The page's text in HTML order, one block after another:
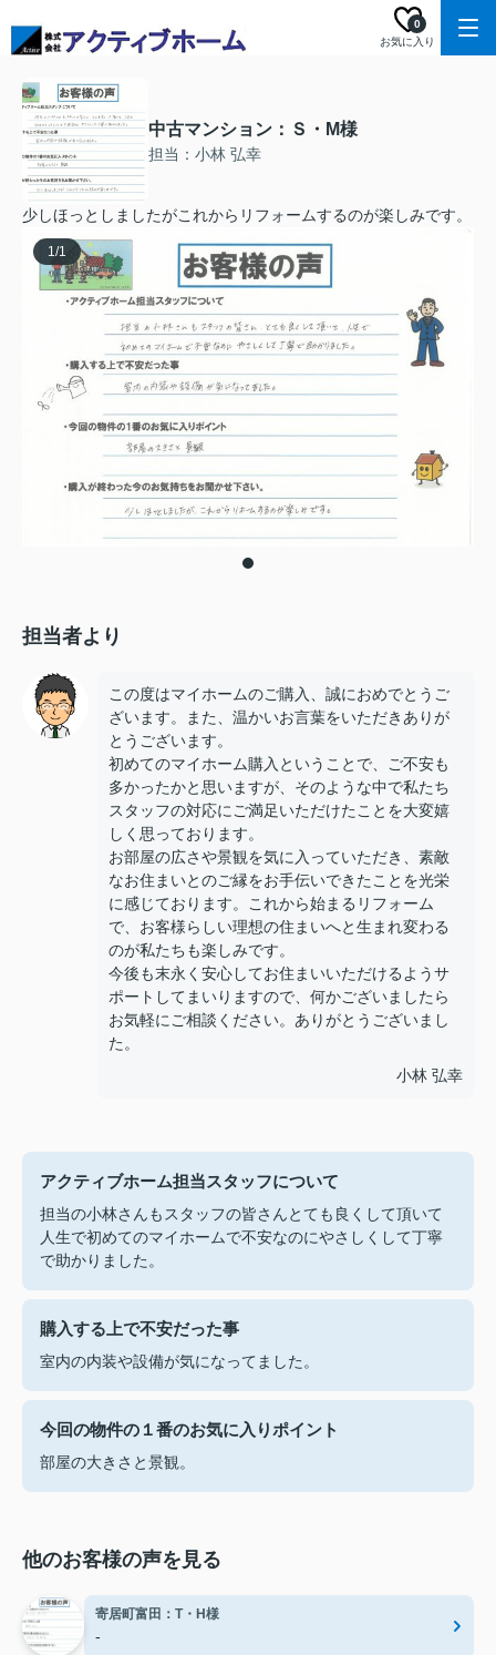
お気に入り
0
中古マンション：Ｓ・M様
担当：小林 弘幸
少しほっとしましたがこれからリフォームするのが楽しみです。
1/1
担当者より
この度はマイホームのご購入、誠におめでとうご
ざいます。また、温かいお言葉をいただきありが
とうございます。
初めてのマイホーム購入ということで、ご不安も
多かったかと思いますが、そのような中で私たち
スタッフの対応にご満足いただけたことを大変嬉
しく思っております。
お部屋の広さや景観を気に入っていただき、素敵
なお住まいとのご縁をお手伝いできたことを光栄
に感じております。これから始まるリフォーム
で、お客様らしい理想の住まいへと生まれ変わる
のが私たちも楽しみです。
今後も末永く安心してお住まいいただけるようサ
ポートしてまいりますので、何かございましたら
お気軽にご相談ください。ありがとうございまし
た。
小林 弘幸
アクティブホーム担当スタッフについて
担当の小林さんもスタッフの皆さんとても良くして頂いて
人生で初めてのマイホームで不安なのにやさしくして丁寧
で助かりました。
購入する上で不安だった事
室内の内装や設備が気になってました。
今回の物件の１番のお気に入りポイント
部屋の大きさと景観。
他のお客様の声を見る
寄居町富田：T・H様
-